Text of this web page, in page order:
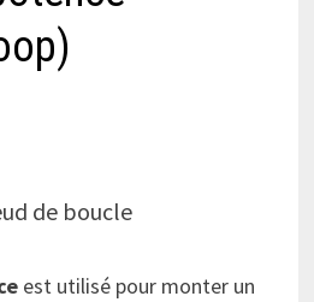
de boucle
est utilisé pour monter un